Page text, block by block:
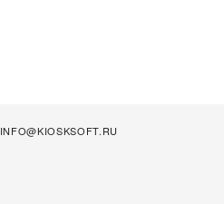
INFO@KIOSKSOFT.RU